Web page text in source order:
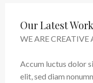
Our Latest Work
WE ARE CREATIVE
Accum luctus dolor
elit, sed diam